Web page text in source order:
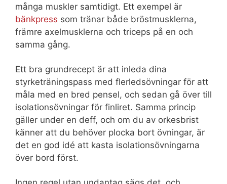
många muskler samtidigt. Ett exempel är
bänkpress som tränar både bröstmusklerna,
främre axelmusklerna och triceps på en och
samma gång.
Ett bra grundrecept är att inleda dina
styrketräningspass med flerledsövningar för att
måla med en bred pensel, och sedan gå över till
isolationsövningar för finliret. Samma princip
gäller under en deff, och om du av orkesbrist
känner att du behöver plocka bort övningar, är
det en god idé att kasta isolationsövningarna
över bord först.